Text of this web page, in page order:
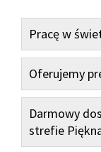
Pracę w
Oferujemy
Darmowy
strefie